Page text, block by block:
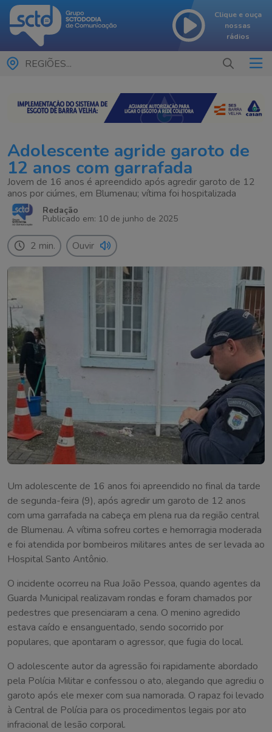
Clique e ouça
nossas
rádios
REGIÕES...
Adolescente agride garoto de
12 anos com garrafada
Jovem de 16 anos é apreendido após agredir garoto de 12
anos por ciúmes, em Blumenau; vítima foi hospitalizada
Redação
Publicado em: 10 de junho de 2025
2 min. Ouvir
Um adolescente de 16 anos foi apreendido no final da tarde
de segunda-feira (9), após agredir um garoto de 12 anos
com uma garrafada na cabeça em plena rua da região central
de Blumenau. A vítima sofreu cortes e hemorragia moderada
e foi atendida por bombeiros militares antes de ser levada ao
Hospital Santo Antônio.
O incidente ocorreu na Rua João Pessoa, quando agentes da
Guarda Municipal realizavam rondas e foram chamados por
pedestres que presenciaram a cena. O menino agredido
estava caído e ensanguentado, sendo socorrido por
populares, que apontaram o agressor, que fugia do local.
O adolescente autor da agressão foi rapidamente abordado
pela Polícia Militar e confessou o ato, alegando que agrediu o
garoto após ele mexer com sua namorada. O rapaz foi levado
à Central de Polícia para os procedimentos legais por ato
infracional de lesão corporal.